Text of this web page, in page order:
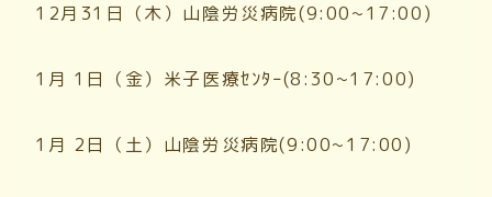
12月31日（木）山陰労災病院(9:00~17:00)
1月 1日（金）米子医療ｾﾝﾀｰ(8:30~17:00)
1月 2日（土）山陰労災病院(9:00~17:00)